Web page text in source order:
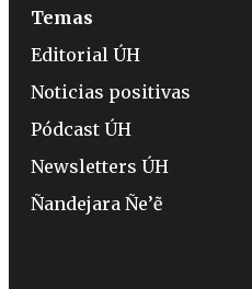
Temas
Editorial ÚH
Noticias positivas
Pódcast ÚH
Newsletters ÚH
Ñandejara Ñe’ẽ